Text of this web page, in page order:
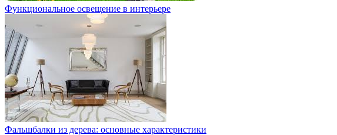
Функциональное освещение в интерьере
Фальшбалки из дерева: основные характеристики